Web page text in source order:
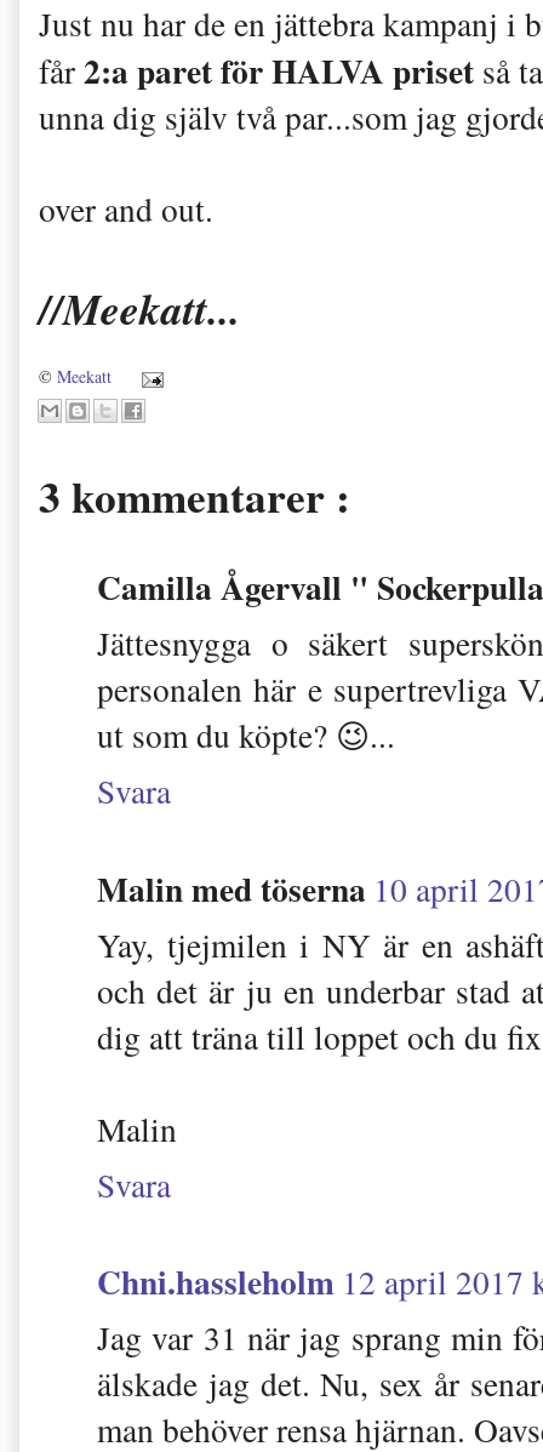
Just nu har de en jättebra kampanj i
får2:a paret för HALVA priset så
unna dig själv två par...som jag
over and out.
//Meekatt...
© Meekatt
3 kommentarer :
Camilla Ågervall "
Jättesnygga o säkert
personalen här e supertrevliga
ut som du köpte? 😉...
Svara
Malin med töserna 10 april
Yay, tjejmilen i NY är en
och det är ju en underbar stad
dig att träna till loppet och du
Malin
Svara
Chni.hassleholm 12 april 2017
Jag var 31 när jag sprang min
älskade jag det. Nu, sex år
man behöver rensa hjärnan.